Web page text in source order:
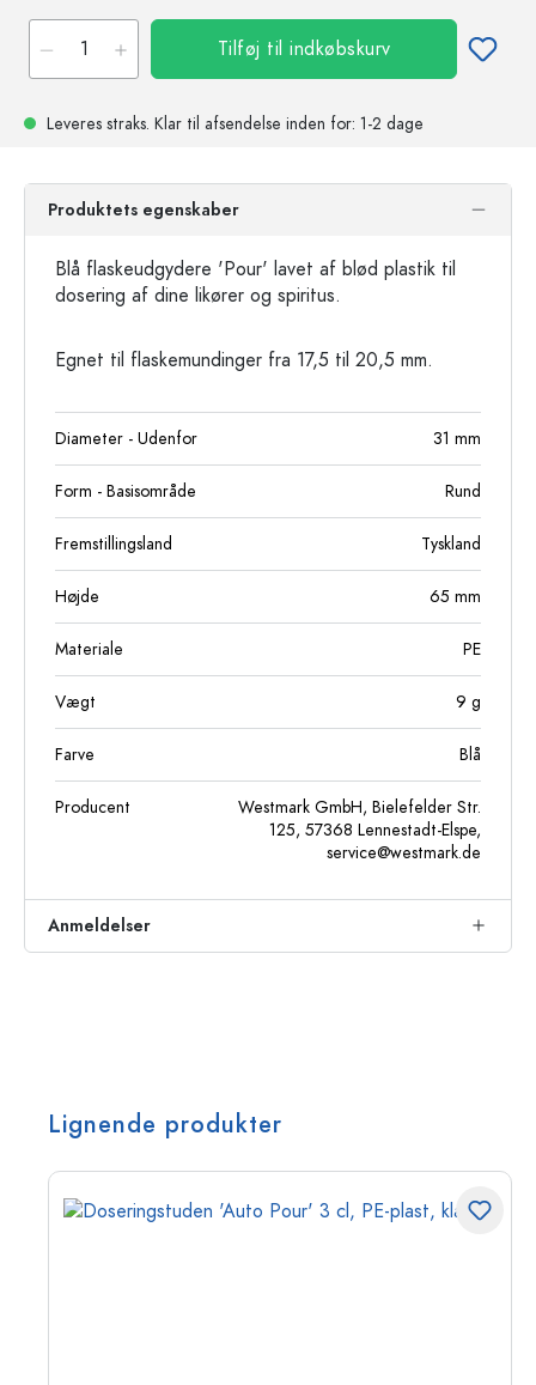
Tilføj til indkøbskurv
Leveres straks. Klar til afsendelse inden for: 1-2 dage
Produktets egenskaber
Blå flaskeudgydere 'Pour' lavet af blød plastik til
dosering af dine likører og spiritus.
Egnet til flaskemundinger fra 17,5 til 20,5 mm.
Diameter - Udenfor 31 mm
Form - Basisområde Rund
Fremstillingsland Tyskland
Højde 65 mm
Materiale PE
Vægt 9 g
Farve Blå
Producent
Westmark GmbH, Bielefelder Str.
125, 57368 Lennestadt-Elspe,
service@westmark.de
Anmeldelser
Lignende produkter